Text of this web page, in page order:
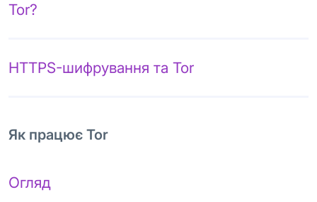
Tor?
HTTPS-шифрування та Tor
Як працює Tor
Огляд